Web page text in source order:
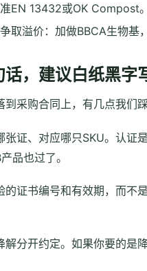
EN 13432或OK Compost。
取溢价：加做BBCA生物基
，建议白纸黑字
采购合同上，有几点我们
张证、对应哪只SKU。认证
品也过了。
的证书编号和有效期，而不
解分开约定。如果你要的是